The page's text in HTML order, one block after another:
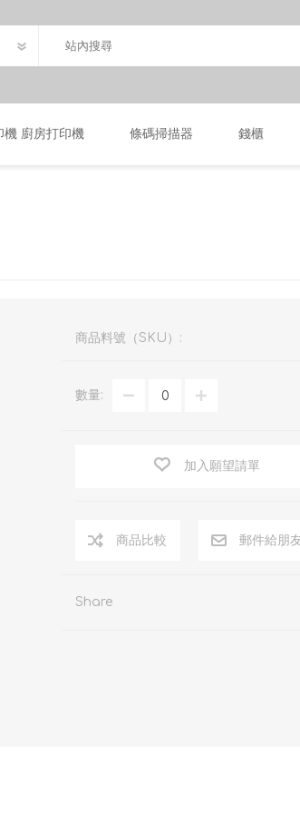
機 廚房打印機 條碼掃描器 錢櫃
商品料號（SKU）:
數量:
加入願望請單
商品比較 郵件給朋
Share